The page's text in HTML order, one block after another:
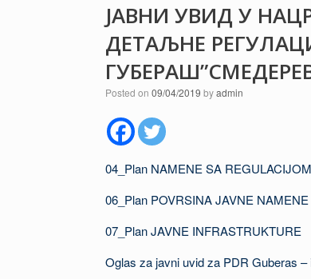
ЈАВНИ УВИД У
ДЕТАЉНЕ
Posted on 09/04/2019 byadmin
04_Plan NAMENE SA
06_Plan POVRSINA JAVNE NAMENE
07_Plan JAVNE INFRASTRUKTURE
Oglas za javni uvid za PDR Guberas